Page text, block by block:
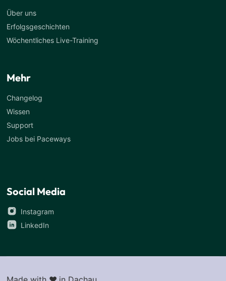
Über uns
Erfolgsgeschichten
Wöchentliches Live-Training
Mehr
Changelog
Wissen
Support
Jobs bei Paceways
Social Media
Instagram
LinkedIn